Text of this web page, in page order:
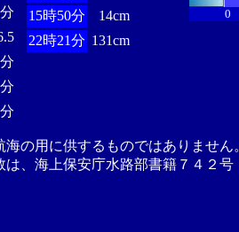
15時50分
14cm
22時21分 131cm
0
海の用に供するものではありませ
は、海上保安庁水路部書籍７４２